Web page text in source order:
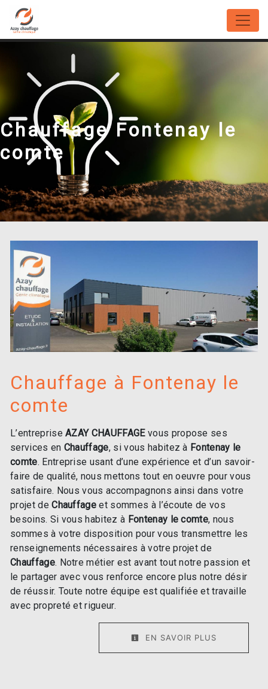
Panneau de gestion des cookies
Chauffage Fontenay le
comte
Chauffage à Fontenay le
comte
L’entrepriseAZAY CHAUFFAGEvous propose ses
services en Chauffage, si vous habitez à Fontenay le
comte. Entreprise usant d’une expérience et d’un savoir-
faire de qualité, nous mettons tout en oeuvre pour vous
satisfaire. Nous vous accompagnons ainsi dans votre
projet deChauffage et sommes à l’écoute de vos
besoins. Si vous habitez à Fontenay le comte, nous
sommes à votre disposition pour vous transmettre les
renseignements nécessaires à votre projet de
Chauffage. Notre métier est avant tout notre passion et
le partager avec vous renforce encore plus notre désir
de réussir. Toute notre équipe est qualifiée et travaille
avec propreté et rigueur.
EN SAVOIR PLUS